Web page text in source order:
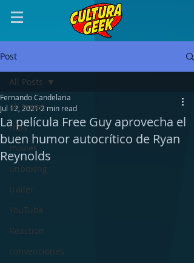
Post
All Posts
rifas
movies
unboxing
trailer
YouTube
Reaction
convenciones
All Posts
La película Free Guy aprovecha el
buen humor autocrítico de Ryan
Reynolds
Fernando Candelaria
Jul 12, 2021 2 min read